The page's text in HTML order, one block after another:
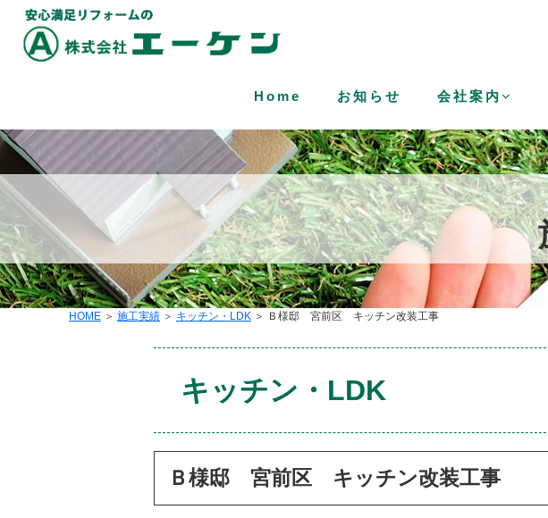
Home お知らせ 会社案内
HOME ＞ 施工実績 ＞ キッチン・LDK ＞ Ｂ様邸 宮前区 キッチン改装工事
キッチン・LDK
Ｂ様邸 宮前区 キッチン改装工事